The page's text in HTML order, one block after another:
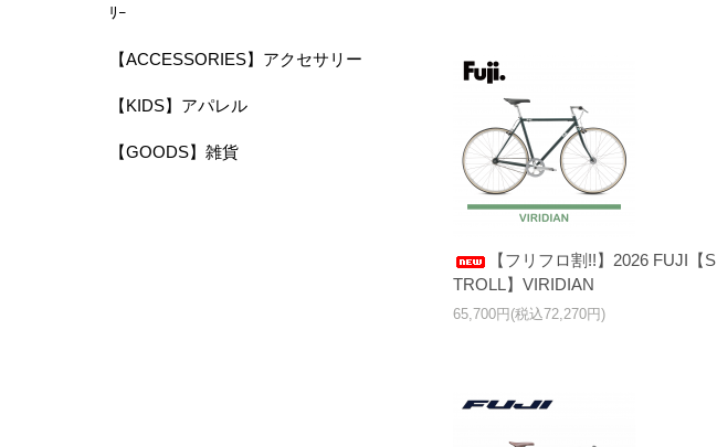
【フリフロ割!!】2026 FUJI【S
TROLL】VIRIDIAN
65,700円(税込72,270円)
ﾘｰ
【ACCESSORIES】アクセサリー
【KIDS】アパレル
【GOODS】雑貨